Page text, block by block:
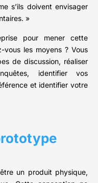
s’ils doivent envisager
»
pour mener cette
vous les moyens ? Vous
de discussion, réaliser
identifier vos
et identifier votre
un produit physique,